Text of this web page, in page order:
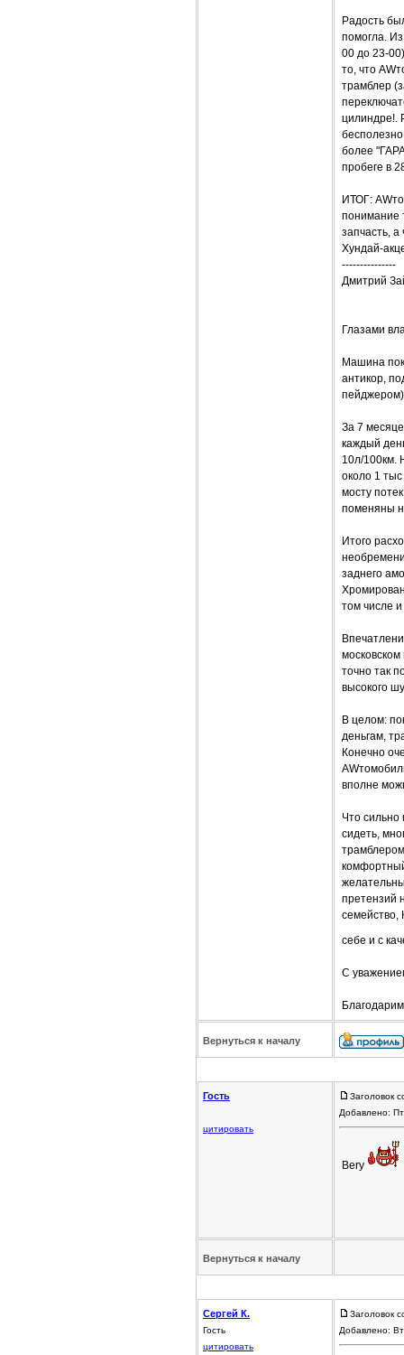
Радость
помогла.
00 до 23-
то, что
трамблер
цилиндре!.
более
пробеге в
ИТОГ:
понимание
запчасть,
Хундай-
---------------
Дмитрий
Глазами
Машина
антикор,
За 7
каждый
10л/100км.
около 1
мосту
поменяны
Итого
заднего
том числе
точно так
высокого
В целом:
деньгам,
Конечно
вполне
Что сильно
сидеть,
претензий
семейство,
себе и с
С
Вернуться к началу
Гость
цитировать
Заголовок
Добавлено:
Bery
Вернуться к началу
Сергей К.
Гость
цитировать
Заголовок
Добавлено: